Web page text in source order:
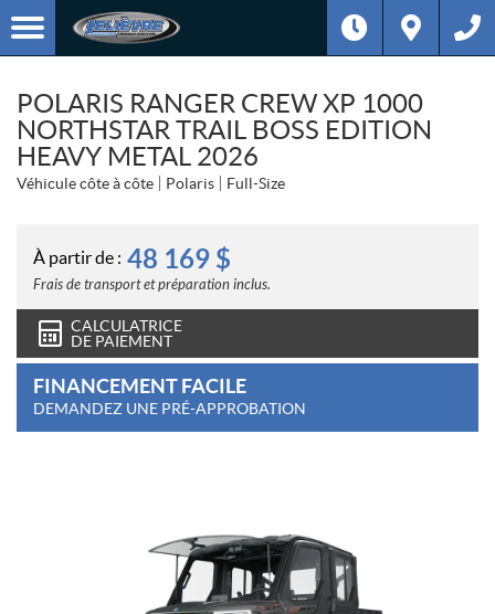
POLARIS RANGER CREW XP 1000
NORTHSTAR TRAIL BOSS EDITION
HEAVY METAL 2026
Véhicule côte à côte Polaris Full-Size
À partir de : 48 169 $
Frais de transport et préparation inclus.
CALCULATRICE
DE PAIEMENT
FINANCEMENT FACILE
DEMANDEZ UNE PRÉ-APPROBATION